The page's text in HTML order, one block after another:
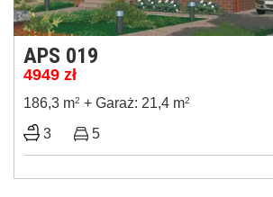
APS 019
4949 zł
186,3 m2 + Garaż: 21,4 m2
3 5